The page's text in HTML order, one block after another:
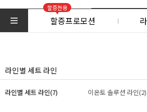
할증전용
할증프로모션
라인별 세트 라인
라인별 세트 라인(7) 이온토 솔루션 라인(2)